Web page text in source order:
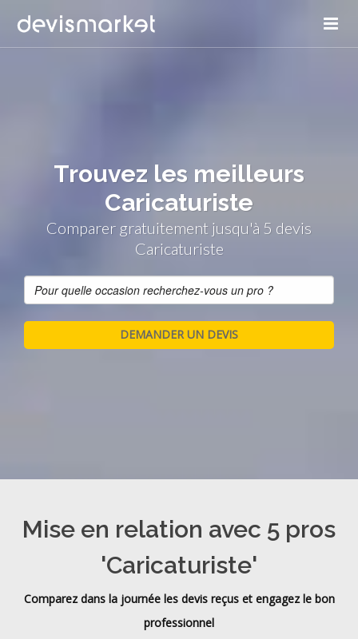
Trouvez les meilleurs
Caricaturiste
Comparer gratuitement jusqu'à 5 devis
Caricaturiste
Mise en relation avec 5 pros
'Caricaturiste'
Comparez dans la journée les devis reçus et engagez le bon
professionnel